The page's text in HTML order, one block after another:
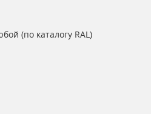
(по каталогу RAL)